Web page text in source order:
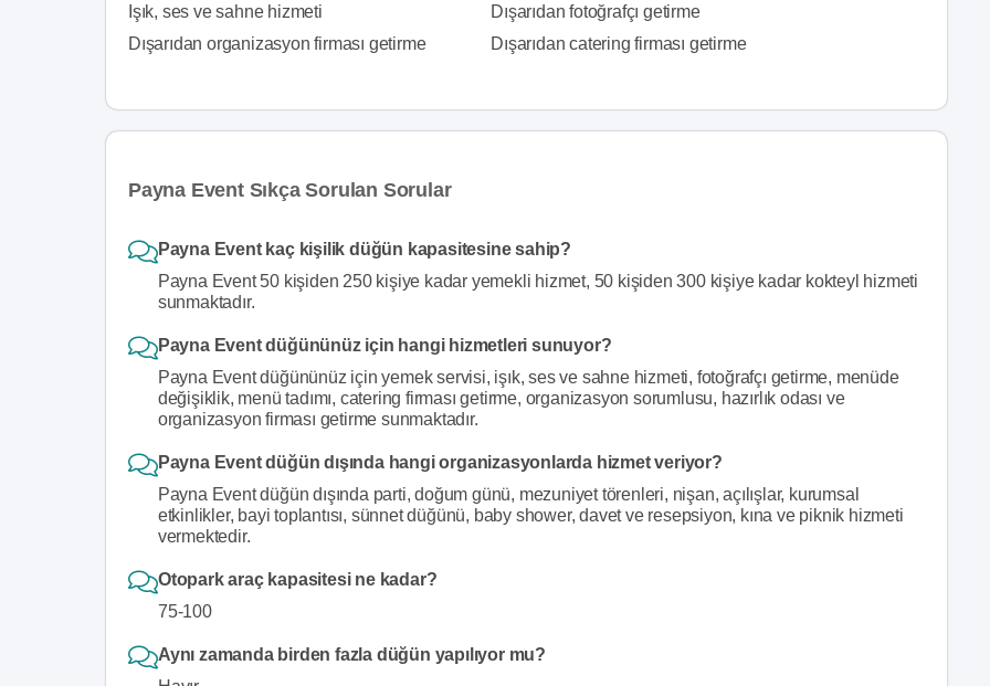
Işık, ses ve sahne hizmeti
Dışarıdan fotoğrafçı getirme
Dışarıdan organizasyon firması getirme
Dışarıdan catering firması getirme
Payna Event Sıkça Sorulan Sorular
Payna Event kaç kişilik düğün kapasitesine sahip?
Payna Event 50 kişiden 250 kişiye kadar yemekli hizmet, 50 kişiden 300 kişiye kadar kokteyl hizmeti
sunmaktadır.
Payna Event düğününüz için hangi hizmetleri sunuyor?
Payna Event düğününüz için yemek servisi, işık, ses ve sahne hizmeti, fotoğrafçı getirme, menüde
değişiklik, menü tadımı, catering firması getirme, organizasyon sorumlusu, hazırlık odası ve
organizasyon firması getirme sunmaktadır.
Payna Event düğün dışında hangi organizasyonlarda hizmet veriyor?
Payna Event düğün dışında parti, doğum günü, mezuniyet törenleri, nişan, açılışlar, kurumsal
etkinlikler, bayi toplantısı, sünnet düğünü, baby shower, davet ve resepsiyon, kına ve piknik hizmeti
vermektedir.
Otopark araç kapasitesi ne kadar?
75-100
Aynı zamanda birden fazla düğün yapılıyor mu?